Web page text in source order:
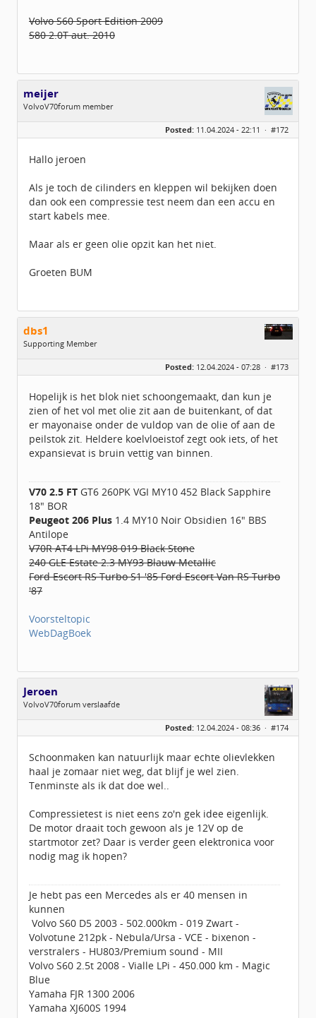
Volvo S60 Sport Edition 2009
S80 2.0T aut. 2010
meijer
VolvoV70forum member
Geslacht:
Leeftijd:
78
Geregistreerd:10 / 2008
Posted: 11.04.2024 - 22:11 · #172
Hallo jeroen
Als je toch de cilinders en kleppen wil bekijken doen
dan ook een compressie test neem dan een accu en
start kabels mee.
Maar als er geen olie opzit kan het niet.
Groeten BUM
dbs1
Supporting Member
Berichten:
977
Posted: 12.04.2024 - 07:28 · #173
Hopelijk is het blok niet schoongemaakt, dan kun je
zien of het vol met olie zit aan de buitenkant, of dat
er mayonaise onder de vuldop van de olie of aan de
peilstok zit. Heldere koelvloeistof zegt ook iets, of het
expansievat is bruin vettig van binnen.
V70 2.5 FT GT6 260PK VGI MY10 452 Black Sapphire
18" BOR
Peugeot 206 Plus 1.4 MY10 Noir Obsidien 16" BBS
Antilope
V70R AT4 LPi MY98 019 Black Stone
240 GLE Estate 2.3 MY93 Blauw Metallic
Ford Escort RS Turbo S1 '85 Ford Escort Van RS Turbo
'87
Voorsteltopic
WebDagBoek
Jeroen
VolvoV70forum verslaafde
Geslacht:
Leeftijd:
40
Geregistreerd:09 / 2009
Posted: 12.04.2024 - 08:36 · #174
Schoonmaken kan natuurlijk maar echte olievlekken
haal je zomaar niet weg, dat blijf je wel zien.
Tenminste als ik dat doe wel..
Compressietest is niet eens zo'n gek idee eigenlijk.
De motor draait toch gewoon als je 12V op de
startmotor zet? Daar is verder geen elektronica voor
nodig mag ik hopen?
Je hebt pas een Mercedes als er 40 mensen in
kunnen
Volvo S60 D5 2003 - 502.000km - 019 Zwart -
Volvotune 212pk - Nebula/Ursa - VCE - bixenon -
verstralers - HU803/Premium sound - MII
Volvo S60 2.5t 2008 - Vialle LPi - 450.000 km - Magic
Blue
Yamaha FJR 1300 2006
Yamaha XJ600S 1994